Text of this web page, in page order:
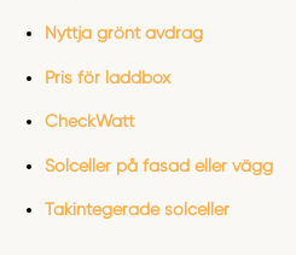
Nyttja grönt avdrag
Pris för laddbox
CheckWatt
Solceller på fasad eller vägg
Takintegerade solceller